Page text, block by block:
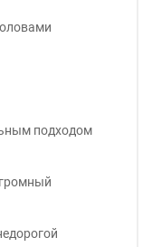
подходом